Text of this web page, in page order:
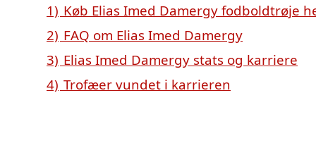
1) Køb Elias Imed Damergy fodboldtrøje
2) FAQ om Elias Imed Damergy
3) Elias Imed Damergy stats og karriere
4) Trofæer vundet i karrieren